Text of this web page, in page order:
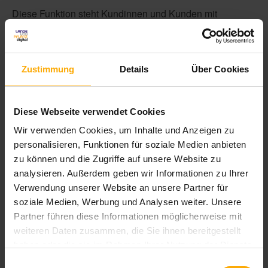
Zustimmung Details Über Cookies
Diese Webseite verwendet Cookies
Wir verwenden Cookies, um Inhalte und Anzeigen zu
personalisieren, Funktionen für soziale Medien anbieten
zu können und die Zugriffe auf unsere Website zu
analysieren. Außerdem geben wir Informationen zu Ihrer
Verwendung unserer Website an unsere Partner für
soziale Medien, Werbung und Analysen weiter. Unsere
Partner führen diese Informationen möglicherweise mit
weiteren Daten zusammen, die Sie ihnen bereitgestellt
Diese Funktion steht Kundinnen und Kunden mit
HubSpot Service Pro
Service Enterprisezur
Verfügung.
Fazit
eine flexible Steuerung der Kundenkommunikation –
auch außerhalb der Supportzeiten. Unternehmen können
nun wählen, ob Anfragen an menschliche Mitarbeiter
weitergeleitet oder vom Agenten weitergeführt werden.
So bleibt der Service erreichbar, auch wenn kein Team
verfügbar ist. Die neuen Optionen verbessern die
Kundenbetreuung und erleichtern das Management